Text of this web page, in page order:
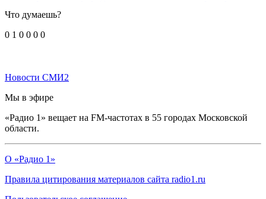
Что думаешь?
0 1 0 0 0 0
Новости СМИ2
Мы в эфире
«Радио 1» вещает на FM-частотах в 55 городах Московской
области.
О «Радио 1»
Правила цитирования материалов сайта radio1.ru